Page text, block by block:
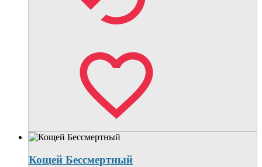
Кощей Бессмертный